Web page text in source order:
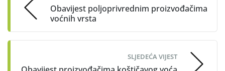
Obavijest poljoprivrednim proizvođačima
voćnih vrsta
SLJEDEĆA VIJEST